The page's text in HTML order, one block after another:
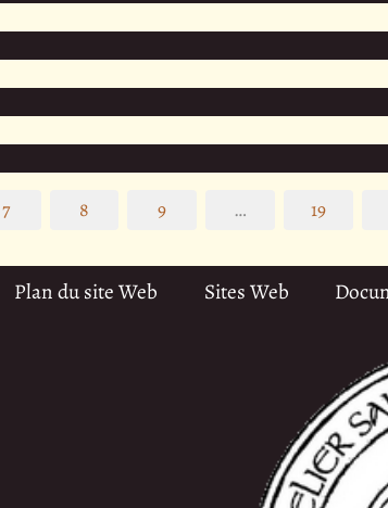
7 8 9 … 19
Plan du site Web Sites Web